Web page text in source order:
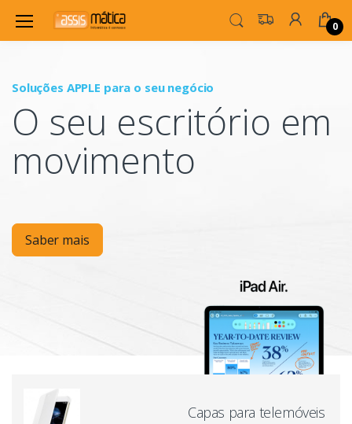
0
Soluções APPLE para o seu negócio
O seu escritório em
movimento
Saber mais
Capas para telemóveis